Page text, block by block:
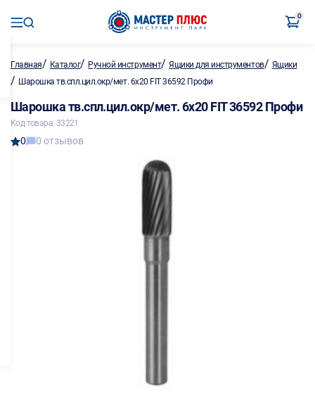
0
Главная/ Каталог/ Ручной инструмент/Ящики для инструментов/ Ящики
/ Шарошка тв.спл.цил.окр/мет. 6х20 FIT 36592 Профи
Шарошка тв.спл.цил.окр/мет. 6х20 FIT 36592 Профи
Код товара: 33221
0 0 отзывов